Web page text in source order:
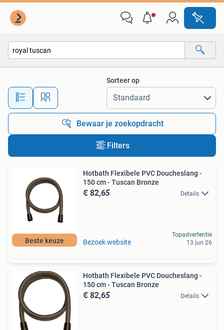
Alle afstanden…
Sorteer op
Bewaar je zoekopdracht
Filters
Beste keuze
Hotbath Flexibele PVC Doucheslang -
150 cm - Tuscan Bronze
€ 82,65 Details
Bezoek website
Topadvertentie
13 jun 26
Hotbath Flexibele PVC Doucheslang -
150 cm - Tuscan Bronze
€ 82,65 Details